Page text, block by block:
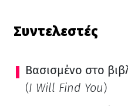
Συντελεστές
Βασισμένο στο
(I Will Find You)